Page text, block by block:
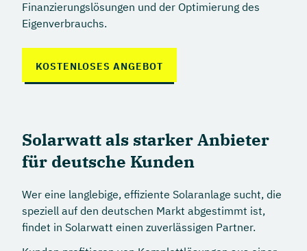
Finanzierungslösungen und der Optimierung des
Eigenverbrauchs.
KOSTENLOSES ANGEBOT
Solarwatt als starker Anbieter
für deutsche Kunden
Wer eine langlebige, effiziente Solaranlage sucht, die
speziell auf den deutschen Markt abgestimmt ist,
findet in Solarwatt einen zuverlässigen Partner.